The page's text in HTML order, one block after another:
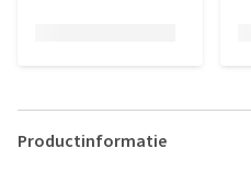
Productinformatie